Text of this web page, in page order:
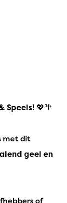
Speels! 💖🌴
met dit
geel en
of